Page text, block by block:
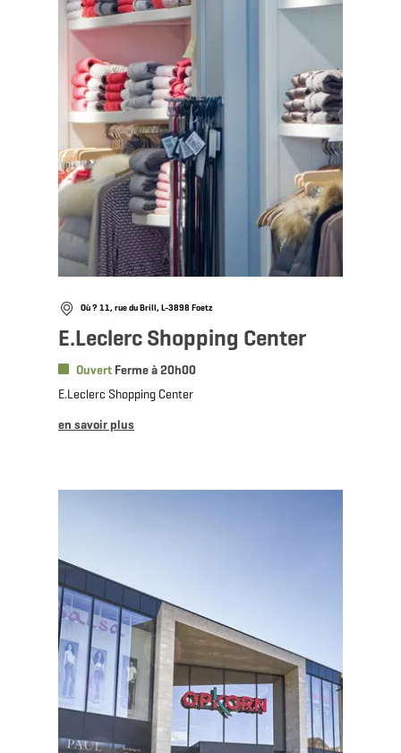
Où ? 11, rue du Brill, L-3898 Foetz
E.Leclerc Shopping Center
Ouvert Ferme à 20h00
E.Leclerc Shopping Center
en savoir plus